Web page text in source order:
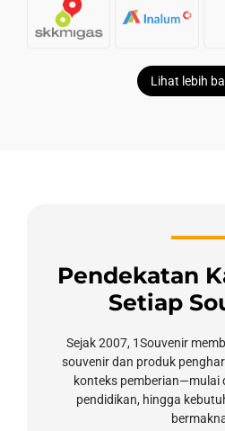
Lihat lebih
Pendekatan
Setiap
Sejak 2007, 1Souvenir
souvenir dan produk
konteks pemberian—mulai
pendidikan, hingga